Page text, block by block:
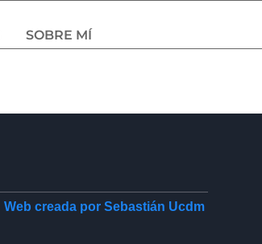
SOBRE MÍ
Web creada por Sebastián Ucdm